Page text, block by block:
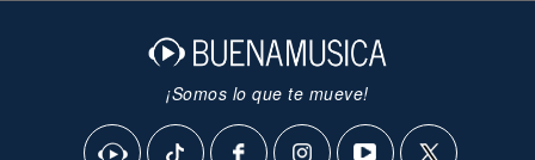
¡Somos lo que te mueve!